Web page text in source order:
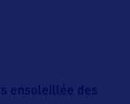
ensoleillée des